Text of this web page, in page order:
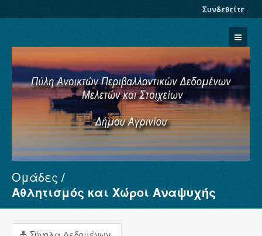
Συνδεθείτε
Σύνολα Δεδομένων
Φορείς
Ομάδες
Αθλητισμός και Χώροι Αναψυχής